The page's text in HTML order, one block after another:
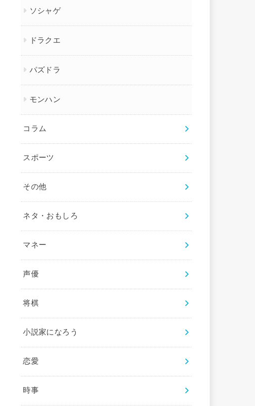
ソシャゲ
ドラクエ
パズドラ
モンハン
コラム
スポーツ
その他
ネタ・おもしろ
マネー
声優
将棋
小説家になろう
恋愛
時事